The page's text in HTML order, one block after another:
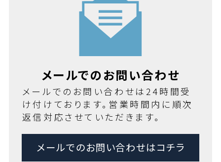
メールでのお問い合わせ
メールでのお問い合わせは24時間受
け付けております。営業時間内に順次
返信対応させていただきます。
メールでのお問い合わせはコチラ